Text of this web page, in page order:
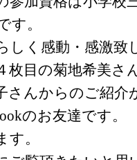
す。
しく感動・感激致
枚目の菊地希美さ
さんからのご紹介
のお友達です。
す。